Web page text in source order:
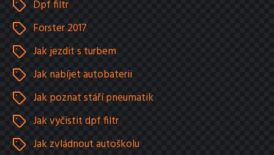
Dpf filtr
Forster 2017
Jak jezdit s turbem
Jak nabíjet autobaterii
Jak poznat stáří pneumatik
Jak vyčistit dpf filtr
Jak zvládnout autoškolu